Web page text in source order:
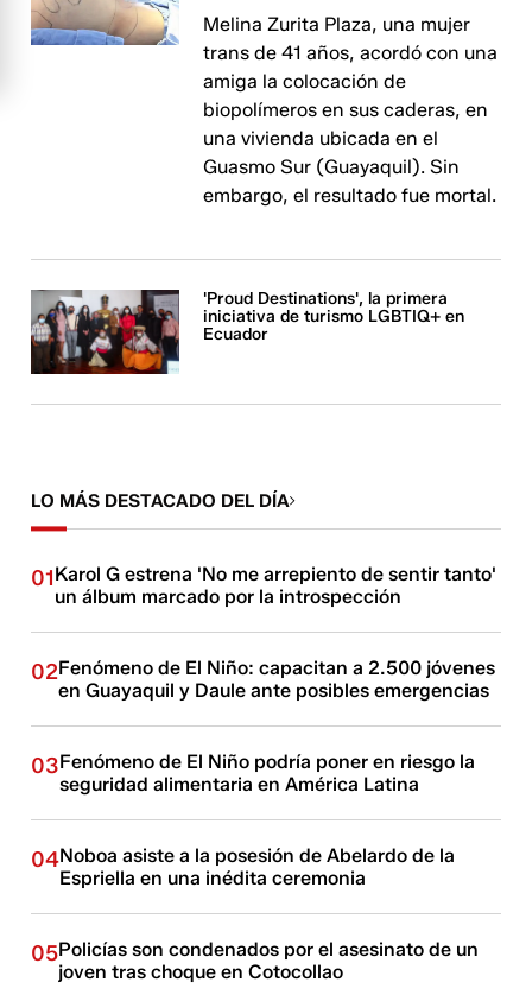
Melina Zurita Plaza, una mujer
trans de 41 años, acordó con una
amiga la colocación de
biopolímeros en sus caderas, en
una vivienda ubicada en el
Guasmo Sur (Guayaquil). Sin
embargo, el resultado fue mortal.
'Proud Destinations', la primera
iniciativa de turismo LGBTIQ+ en
Ecuador
LO MÁS DESTACADO DEL DÍA
01Karol G estrena 'No me arrepiento de sentir tanto'
un álbum marcado por la introspección
02Fenómeno de El Niño: capacitan a 2.500 jóvenes
en Guayaquil y Daule ante posibles emergencias
03Fenómeno de El Niño podría poner en riesgo la
seguridad alimentaria en América Latina
04Noboa asiste a la posesión de Abelardo de la
Espriella en una inédita ceremonia
05Policías son condenados por el asesinato de un
joven tras choque en Cotocollao